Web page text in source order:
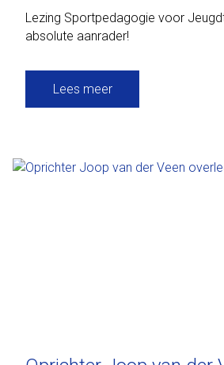
Lezing Sportpedagogie voor
absolute aanrader!
Lees meer